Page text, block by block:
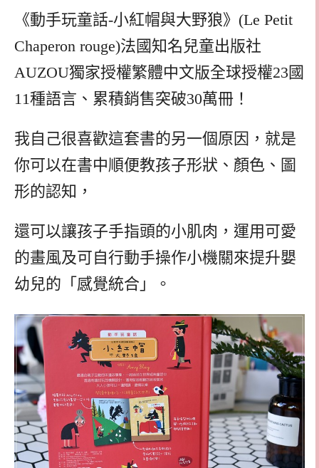
《動手玩童話-小紅帽與大野狼》(Le Petit
Chaperon rouge)法國知名兒童出版社
AUZOU獨家授權繁體中文版全球授權23國
11種語言、累積銷售突破30萬冊！
我自己很喜歡這套書的另一個原因，就是
你可以在書中順便教孩子形狀、顏色、圖
形的認知，
還可以讓孩子手指頭的小肌肉，運用可愛
的畫風及可自行動手操作小機關來提升嬰
幼兒的「感覺統合」。